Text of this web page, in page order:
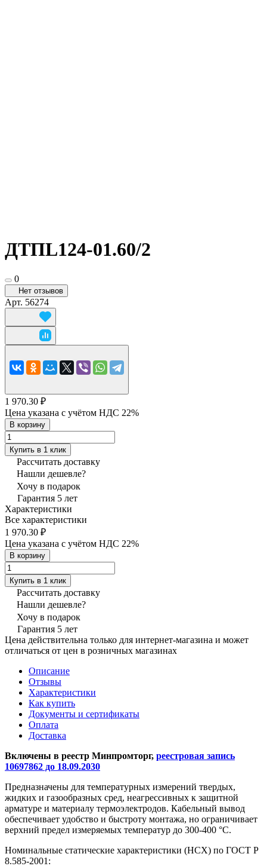
ДТПL124-01.60/2
0
Нет отзывов
Арт. 56274
1 970.30 ₽
Цена указана с учётом НДС 22%
В корзину
Купить в 1 клик
Рассчитать доставку
Нашли дешевле?
Хочу в подарок
Гарантия 5 лет
Характеристики
Все характеристики
1 970.30 ₽
Цена указана с учётом НДС 22%
В корзину
Купить в 1 клик
Рассчитать доставку
Нашли дешевле?
Хочу в подарок
Гарантия 5 лет
Цена действительна только для интернет-магазина и может
отличаться от цен в розничных магазинах
Описание
Отзывы
Характеристики
Как купить
Документы и сертификаты
Оплата
Доставка
Включены в реестр Минпромторг, реестровая запись
10697862 до 18.09.2030
Предназначены для температурных измерений твердых,
жидких и газообразных сред, неагрессивных к защитной
арматуре и материалу термоэлектродов. Кабельный вывод
обеспечивает удобство и быстроту монтажа, но ограничивает
верхний предел измеряемых температур до 300-400 °С.
Номинальные статические характеристики (НСХ) по ГОСТ Р
8.585-2001: